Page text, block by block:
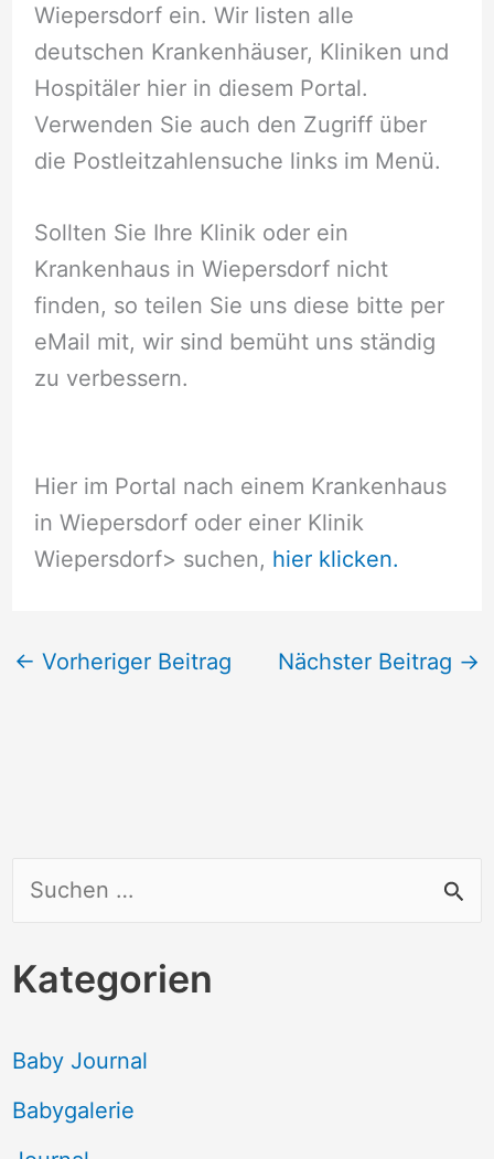
c
e
n
Kategorien
Baby Journal
Babygalerie
Wiepersdorf ein. Wir listen alle
deutschen Krankenhäuser, Kliniken und
Hospitäler hier in diesem Portal.
Verwenden Sie auch den Zugriff über
die Postleitzahlensuche links im Menü.
Sollten Sie Ihre Klinik oder ein
Krankenhaus in Wiepersdorf nicht
finden, so teilen Sie uns diese bitte per
eMail mit, wir sind bemüht uns ständig
zu verbessern.
Hier im Portal nach einem Krankenhaus
in Wiepersdorf oder einer Klinik
Wiepersdorf> suchen, hier klicken.
← Vorheriger Beitrag Nächster Beitrag →